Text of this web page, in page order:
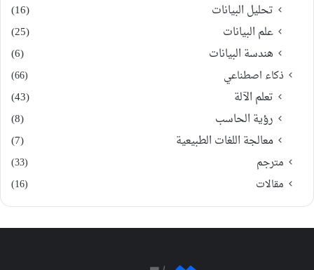
تحليل البيانات
(16)
علم البيانات
(25)
هندسة البيانات
(6)
ذكاء اصطناعي (66)
تعلم الآلة
(43)
رؤية الحاسب
(8)
معالجة اللغات الطبيعية
(7)
مترجم
(33)
مقالات
(16)